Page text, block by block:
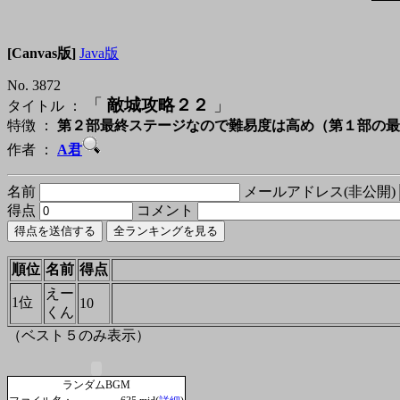
[Canvas版] Java版
No. 3872
タイトル ：
「 敵城攻略２２ 」
特徴 ： 第２部最終ステージなので難易度は高め（第１部の
作者 ： A君
名前
メールアドレス(非公開)
得点
コメント
順位 名前 得点
1位
えー
くん
10
（ベスト５のみ表示）
ランダムBGM